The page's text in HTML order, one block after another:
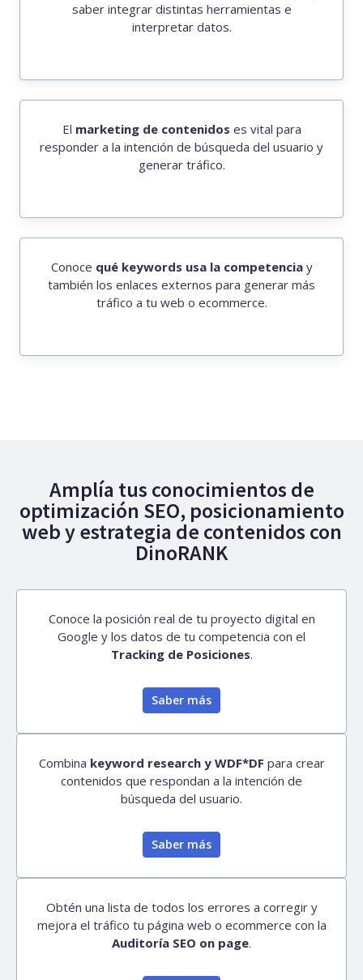
saber integrar distintas herramientas e
interpretar datos.
El marketing de contenidos es vital para
responder a la intención de búsqueda del usuario y
generar tráfico.
Conoce qué keywords usa la competenciay
también los enlaces externos para generar más
tráfico a tu web o ecommerce.
Amplía tus conocimientos de
optimización SEO, posicionamiento
web y estrategia de contenidos con
DinoRANK
Conoce la posición real de tu proyecto digital en
Google y los datos de tu competencia con el
Tracking de Posiciones.
Saber más
Combina keyword research y WDF*DF para crear
contenidos que respondan a la intención de
búsqueda del usuario.
Saber más
Obtén una lista de todos los errores a corregir y
mejora el tráfico tu página web o ecommerce con la
Auditoría SEO on page.